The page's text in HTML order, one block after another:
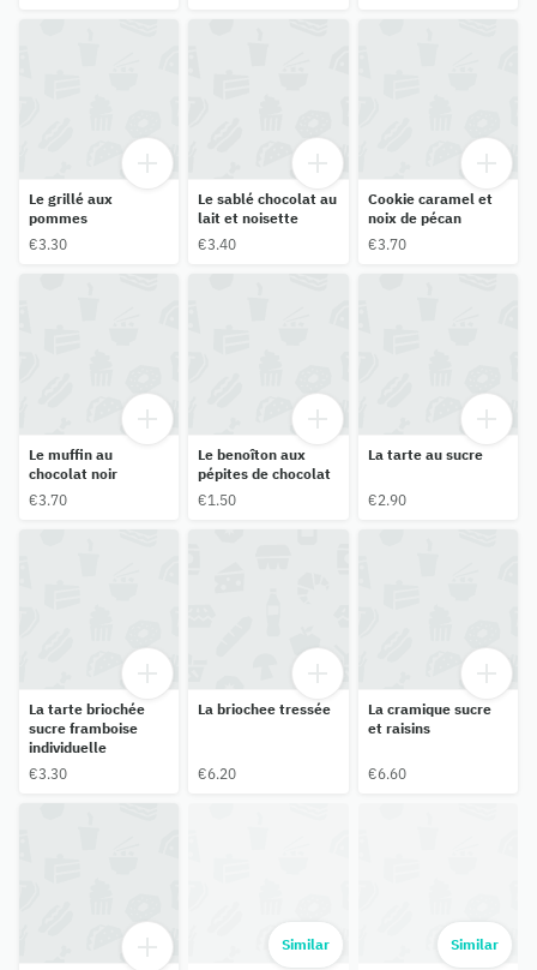
Le grillé aux
pommes
€3.30
Le sablé chocolat au
lait et noisette
€3.40
Cookie caramel et
noix de pécan
€3.70
Le muffin au
chocolat noir
€3.70
Le benoîton aux
pépites de chocolat
€1.50
La tarte au sucre
€2.90
La tarte briochée
sucre framboise
individuelle
€3.30
La briochee tressée
€6.20
La cramique sucre
et raisins
€6.60
Similar Similar